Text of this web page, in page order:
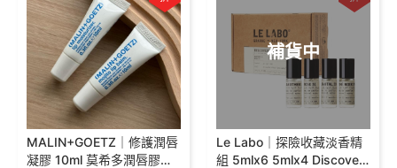
MALIN+GOETZ｜修護潤唇
凝膠 10ml 莫希多潤唇膠
補貨中
Le Labo｜探險收藏淡香精
組 5mlx6 5mlx4 Discovery